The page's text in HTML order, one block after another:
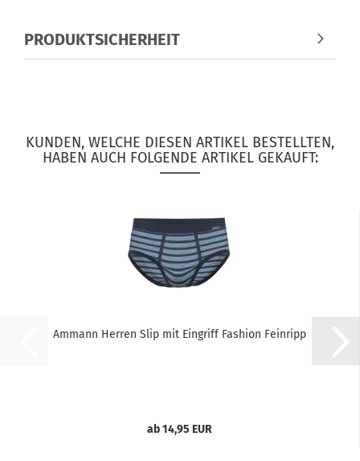
PRODUKTSICHERHEIT
KUNDEN, WELCHE DIESEN ARTIKEL BESTELLTEN,
HABEN AUCH FOLGENDE ARTIKEL GEKAUFT:
Ammann Herren Slip mit Eingriff Fashion Feinripp
ab 14,95 EUR